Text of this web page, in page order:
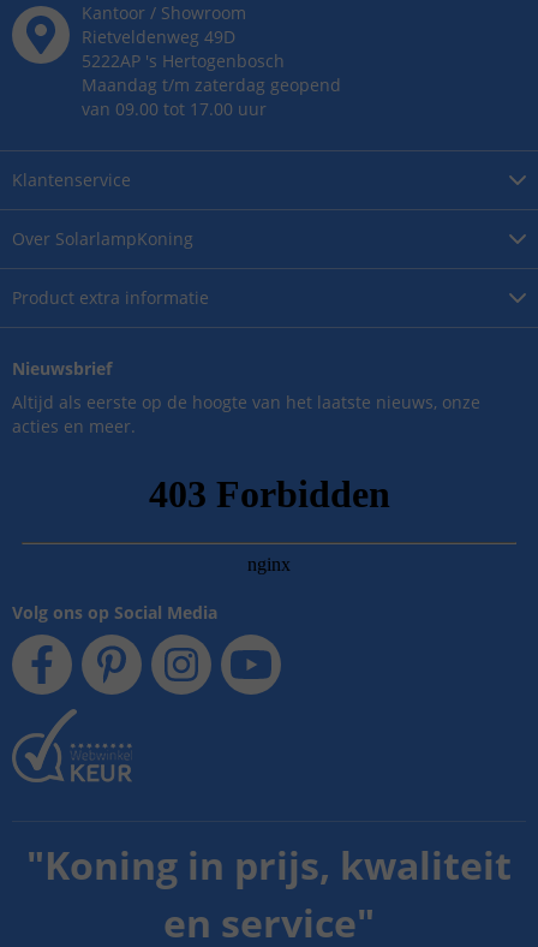
Over SolarlampKoning
Product extra informatie
Klantenservice
Kantoor / Showroom
Rietveldenweg 49D
5222AP 's Hertogenbosch
Maandag t/m zaterdag geopend
van 09.00 tot 17.00 uur
Nieuwsbrief
Altijd als eerste op de hoogte van het laatste nieuws, onze
acties en meer.
Volg ons op Social Media
"Koning in prijs, kwaliteit
en service"